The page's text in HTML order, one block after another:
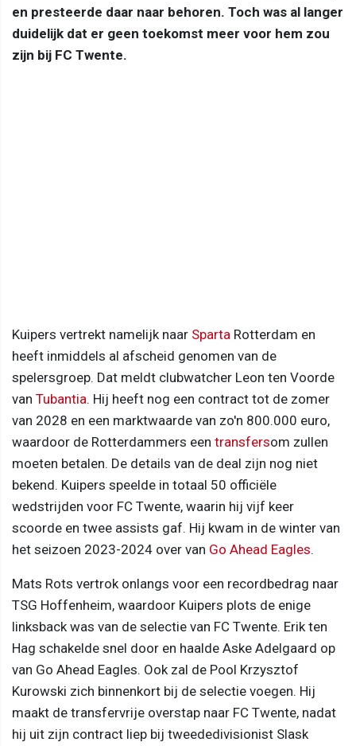
en presteerde daar naar behoren. Toch was al langer
duidelijk dat er geen toekomst meer voor hem zou
zijn bij FC Twente.
Kuipers vertrekt namelijk naar Sparta Rotterdam en
heeft inmiddels al afscheid genomen van de
spelersgroep. Dat meldt clubwatcher Leon ten Voorde
van Tubantia. Hij heeft nog een contract tot de zomer
van 2028 en een marktwaarde van zo'n 800.000 euro,
waardoor de Rotterdammers een transfersom zullen
moeten betalen. De details van de deal zijn nog niet
bekend. Kuipers speelde in totaal 50 officiële
wedstrijden voor FC Twente, waarin hij vijf keer
scoorde en twee assists gaf. Hij kwam in de winter van
het seizoen 2023-2024 over van Go Ahead Eagles.
Mats Rots vertrok onlangs voor een recordbedrag naar
TSG Hoffenheim, waardoor Kuipers plots de enige
linksback was van de selectie van FC Twente. Erik ten
Hag schakelde snel door en haalde Aske Adelgaard op
van Go Ahead Eagles. Ook zal de Pool Krzysztof
Kurowski zich binnenkort bij de selectie voegen. Hij
maakt de transfervrije overstap naar FC Twente, nadat
hij uit zijn contract liep bij tweededivisionist Slask